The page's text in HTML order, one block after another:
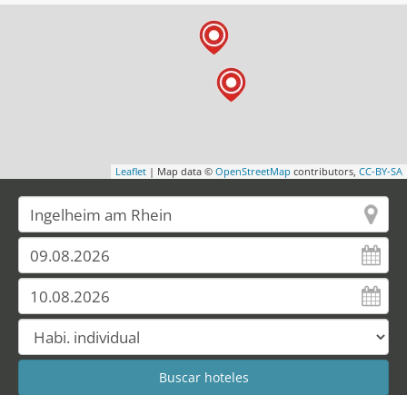
Leaflet | Map data © OpenStreetMap contributors, CC-BY-SA